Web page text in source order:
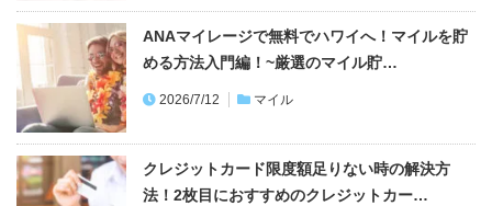
ANAマイレージで無料でハワイへ！マイルを貯
める方法入門編！~厳選のマイル貯…
2026/7/12 マイル
クレジットカード限度額足りない時の解決方
法！2枚目におすすめのクレジットカー…